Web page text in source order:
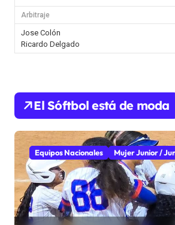
Arbitraje
Jose Colón
Ricardo Delgado
El Sóftbol está de moda
Equipos Nacionales Mujer Junior /